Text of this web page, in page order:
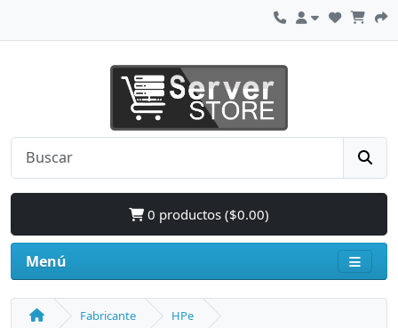
0 productos ($0.00)
Menú
Fabricante HPe